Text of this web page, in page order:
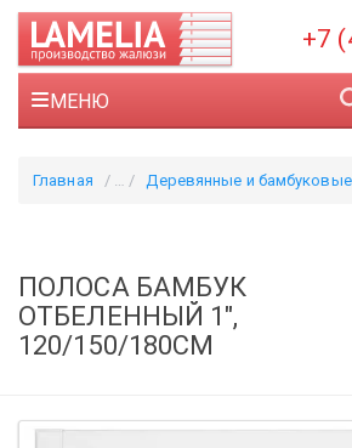
+7
МЕНЮ
Главная Деревянные и бамбуковые
ПОЛОСА БАМБУК
ОТБЕЛЕННЫЙ 1",
120/150/180СМ